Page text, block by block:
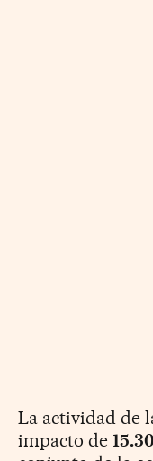
La actividad de
impacto de